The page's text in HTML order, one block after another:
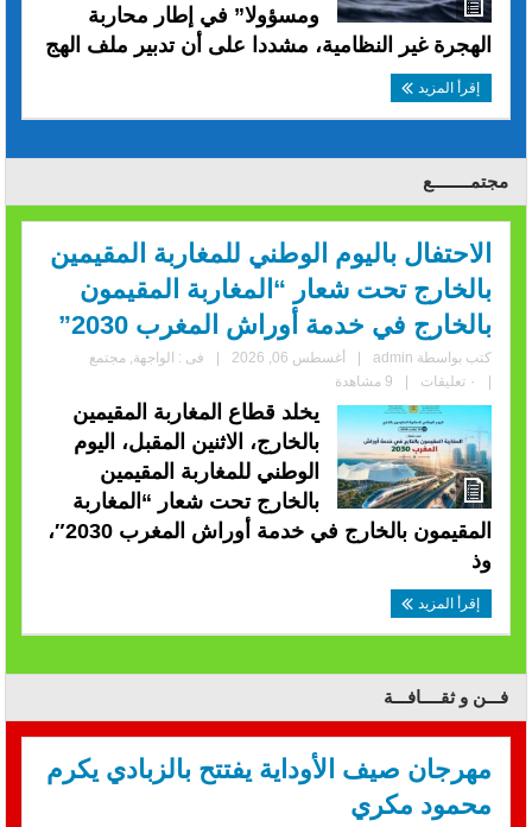
ومسؤولا” في إطار محاربة
الهجرة غير النظامية، مشددا على أن تدبير ملف الهج
إقرأ المزيد
مجتمــــــــع
الاحتفال باليوم الوطني للمغاربة المقيمين
بالخارج تحت شعار “المغاربة المقيمون
بالخارج في خدمة أوراش المغرب 2030”
كتب بواسطة admin أغسطس 06, 2026 فى : الواجهة,مجتمع
٠ تعليقات 9 مشاهدة
يخلد قطاع المغاربة المقيمين
بالخارج، الاثنين المقبل، اليوم
الوطني للمغاربة المقيمين
بالخارج تحت شعار “المغاربة
المقيمون بالخارج في خدمة أوراش المغرب 2030″،
وذ
إقرأ المزيد
فـــن و ثقــــافـــة
مهرجان صيف الأوداية يفتتح بالزبادي يكرم
محمود مكري